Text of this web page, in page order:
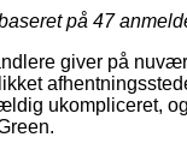
på 47
giver på
ukompliceret,